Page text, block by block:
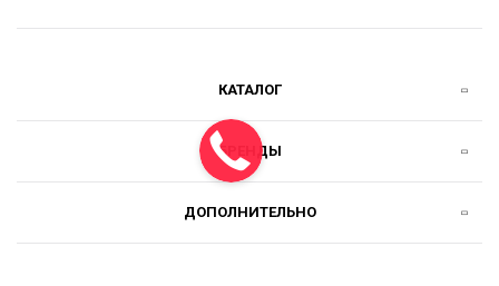
КАТАЛОГ
БРЕНДЫ
ДОПОЛНИТЕЛЬНО